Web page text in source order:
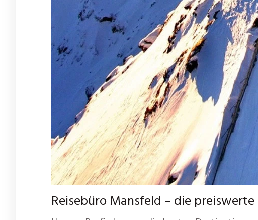
Reisebüro Mansfeld – die